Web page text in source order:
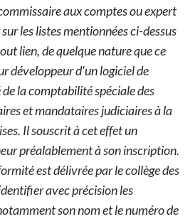
aux comptes ou expert
les listes mentionnées ci-dessus
lien, de quelque nature que ce
développeur d'un logiciel de
la comptabilité spéciale des
et mandataires judiciaires à la
Il souscrit à cet effet un
préalablement à son inscription.
est délivrée par le collège des
avec précision les
son nom et le numéro de